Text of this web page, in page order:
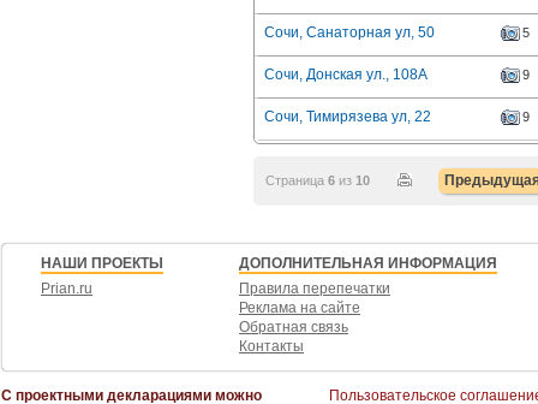
Сочи, Санаторная ул, 50 5
Сочи, Донская ул., 108А 9
Сочи, Тимирязева ул, 22 9
Страница 6 из 10
НАШИ ПРОЕКТЫ
Prian.ru
ДОПОЛНИТЕЛЬНАЯ ИНФОРМАЦИЯ
Правила перепечатки
Реклама на сайте
Обратная связь
Контакты
С проектными декларациями можно Пользовательское